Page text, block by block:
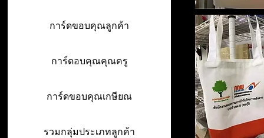
การ์ดขอบคุณลูกค้า
การ์ดอบคุณคุณครู
การ์ดขอบคุณเกษียณ
รวมกลุ่มประเภทลูกค้า